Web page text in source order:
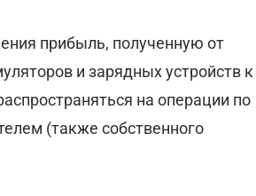
прибыль, полученную от
и зарядных устройств к
на операции по
(также собственного